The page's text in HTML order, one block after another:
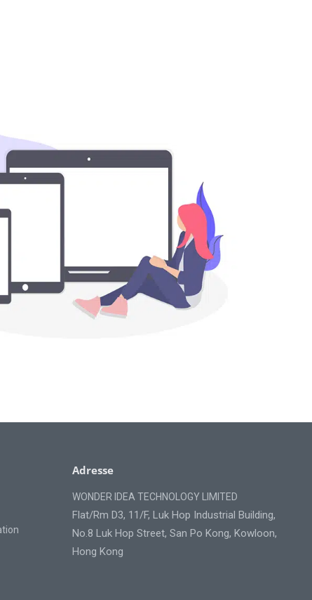
Adresse
WONDER IDEA TECHNOLOGY LIMITED
Flat/Rm D3, 11/F, Luk Hop Industrial Building,
No.8 Luk Hop Street, San Po Kong, Kowloon,
Hong Kong